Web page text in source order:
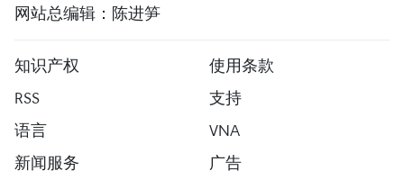
网站总编辑：陈进笋
知识产权
使用条款
RSS
支持
语言
VNA
新闻服务
广告